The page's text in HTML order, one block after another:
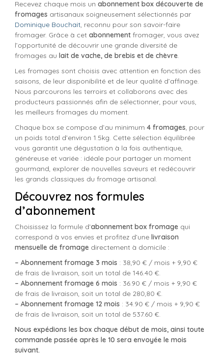
Recevez chaque mois un abonnement box découverte de
fromages artisanaux soigneusement sélectionnés par
Dominique Bouchait , reconnu pour son savoir-faire
fromager. Grâce à cet abonnement fromager, vous avez
l’opportunité de découvrir une grande diversité de
fromages au lait de vache, de brebis et de chèvre
Les fromages sont choisis avec attention en fonction des
saisons, de leur disponibilité et de leur qualité d’affinage.
Nous parcourons les terroirs et collaborons avec des
producteurs passionnés afin de sélectionner, pour vous,
les meilleurs fromages du moment.
Chaque box se compose d’au minimum 4 fromages , pour
un poids total d’environ 1.5kg. Cette sélection équilibrée
vous garantit une dégustation à la fois authentique,
généreuse et variée : idéale pour partager un moment
gourmand, explorer de nouvelles saveurs et redécouvrir
les grands classiques du fromage artisanal.
Découvrez nos formules
d’abonnement
Choisissez la formule d’abonnement box fromage qui
correspond à vos envies et profitez d’une livraison
mensuelle de fromage directement à domicile :
– Abonnement fromage 3 mois : 38,90 € / mois + 9,90 €
de frais de livraison, soit un total de 146.40 €.
– Abonnement fromage 6 mois : 36.90 € / mois + 9,90 €
de frais de livraison, soit un total de 280,80 €.
– Abonnement fromage 12 mois : 34.90 € / mois + 9,90 €
de frais de livraison, soit un total de 537.60 €.
Nous expédions les box chaque début de mois, ainsi toute
commande passée après le 10 sera envoyée le mois
suivant.